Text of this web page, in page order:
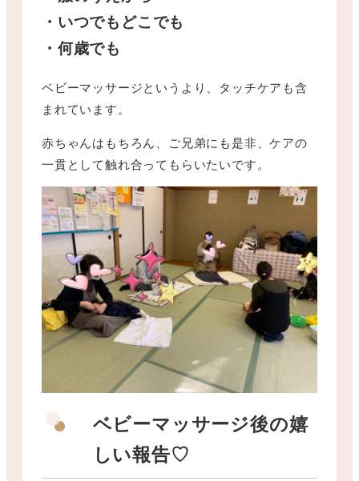
・いつでもどこでも
・何歳でも
ベビーマッサージというより、タッチケアも含
まれています。
赤ちゃんはもちろん、ご兄弟にも是非、ケアの
一貫として触れ合ってもらいたいです。
ベビーマッサージ後の嬉
しい報告♡